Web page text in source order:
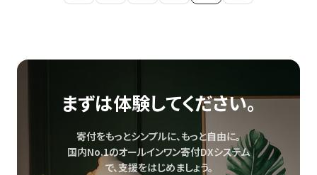
まずは体験してください。
寄付をもっとシンプルに、もっと自由に。
国内No.1のオールインワン寄付DXシステム
で、支援をはじめましょう。